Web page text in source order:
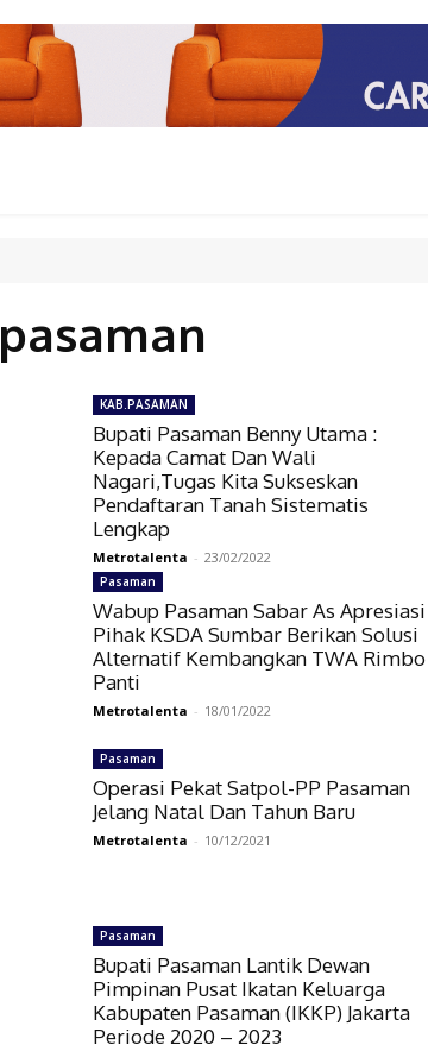
pasaman
KAB.PASAMAN
Bupati Pasaman Benny Utama :
Kepada Camat Dan Wali
Nagari,Tugas Kita Sukseskan
Pendaftaran Tanah Sistematis
Lengkap
Metrotalenta - 23/02/2022
Pasaman
Wabup Pasaman Sabar As Apresiasi
Pihak KSDA Sumbar Berikan Solusi
Alternatif Kembangkan TWA Rimbo
Panti
Metrotalenta - 18/01/2022
Pasaman
Operasi Pekat Satpol-PP Pasaman
Jelang Natal Dan Tahun Baru
Metrotalenta - 10/12/2021
Pasaman
Bupati Pasaman Lantik Dewan
Pimpinan Pusat Ikatan Keluarga
Kabupaten Pasaman (IKKP) Jakarta
Periode 2020 – 2023